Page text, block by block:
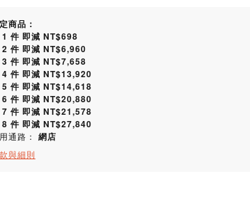
商品：
1 件 即減 NT$698
2 件 即減 NT$6,960
3 件 即減 NT$7,658
4 件 即減 NT$13,920
5 件 即減 NT$14,618
6 件 即減 NT$20,880
7 件 即減 NT$21,578
8 件 即減 NT$27,840
通路： 網店
與細則